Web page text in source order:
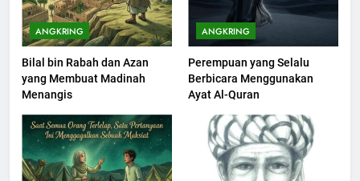
ANGKRING
Bilal bin Rabah dan Azan
yang Membuat Madinah
Menangis
ANGKRING
Perempuan yang Selalu
Berbicara Menggunakan
Ayat Al-Quran
KHUTBAH
201
Khutbah jumat: Sejarah
Seebagai Pembangkit Jiwa
KHUTBAH
202